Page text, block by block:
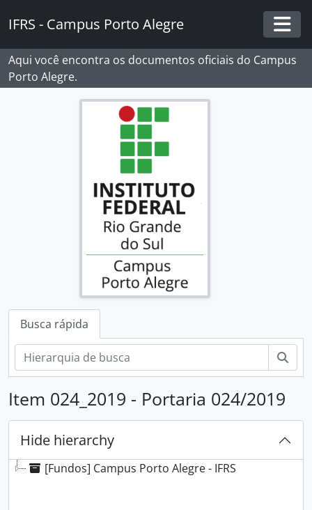
IFRS - Campus Porto Alegre
Aqui você encontra os documentos oficiais do Campus
Porto Alegre.
Busca rápida
Item 024_2019 - Portaria 024/2019
Hide hierarchy
[Fundos] Campus Porto Alegre - IFRS